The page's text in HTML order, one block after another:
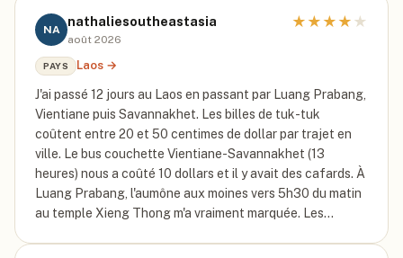
NA
nathaliesoutheastasia
août 2026
★ ★ ★ ★ ★
PAYS Laos →
J'ai passé 12 jours au Laos en passant par Luang Prabang,
Vientiane puis Savannakhet. Les billes de tuk-tuk
coûtent entre 20 et 50 centimes de dollar par trajet en
ville. Le bus couchette Vientiane-Savannakhet (13
heures) nous a coûté 10 dollars et il y avait des cafards. À
Luang Prabang, l'aumône aux moines vers 5h30 du matin
au temple Xieng Thong m'a vraiment marquée. Les…